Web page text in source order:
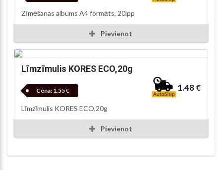
Zīmēšanas albums A4 formāts, 20lpp
Pievienot
Līmzīmulis KORES ECO,20g
Cena: 1.55 € 1.48 €
Līmzīmulis KORES ECO,20g
Pievienot